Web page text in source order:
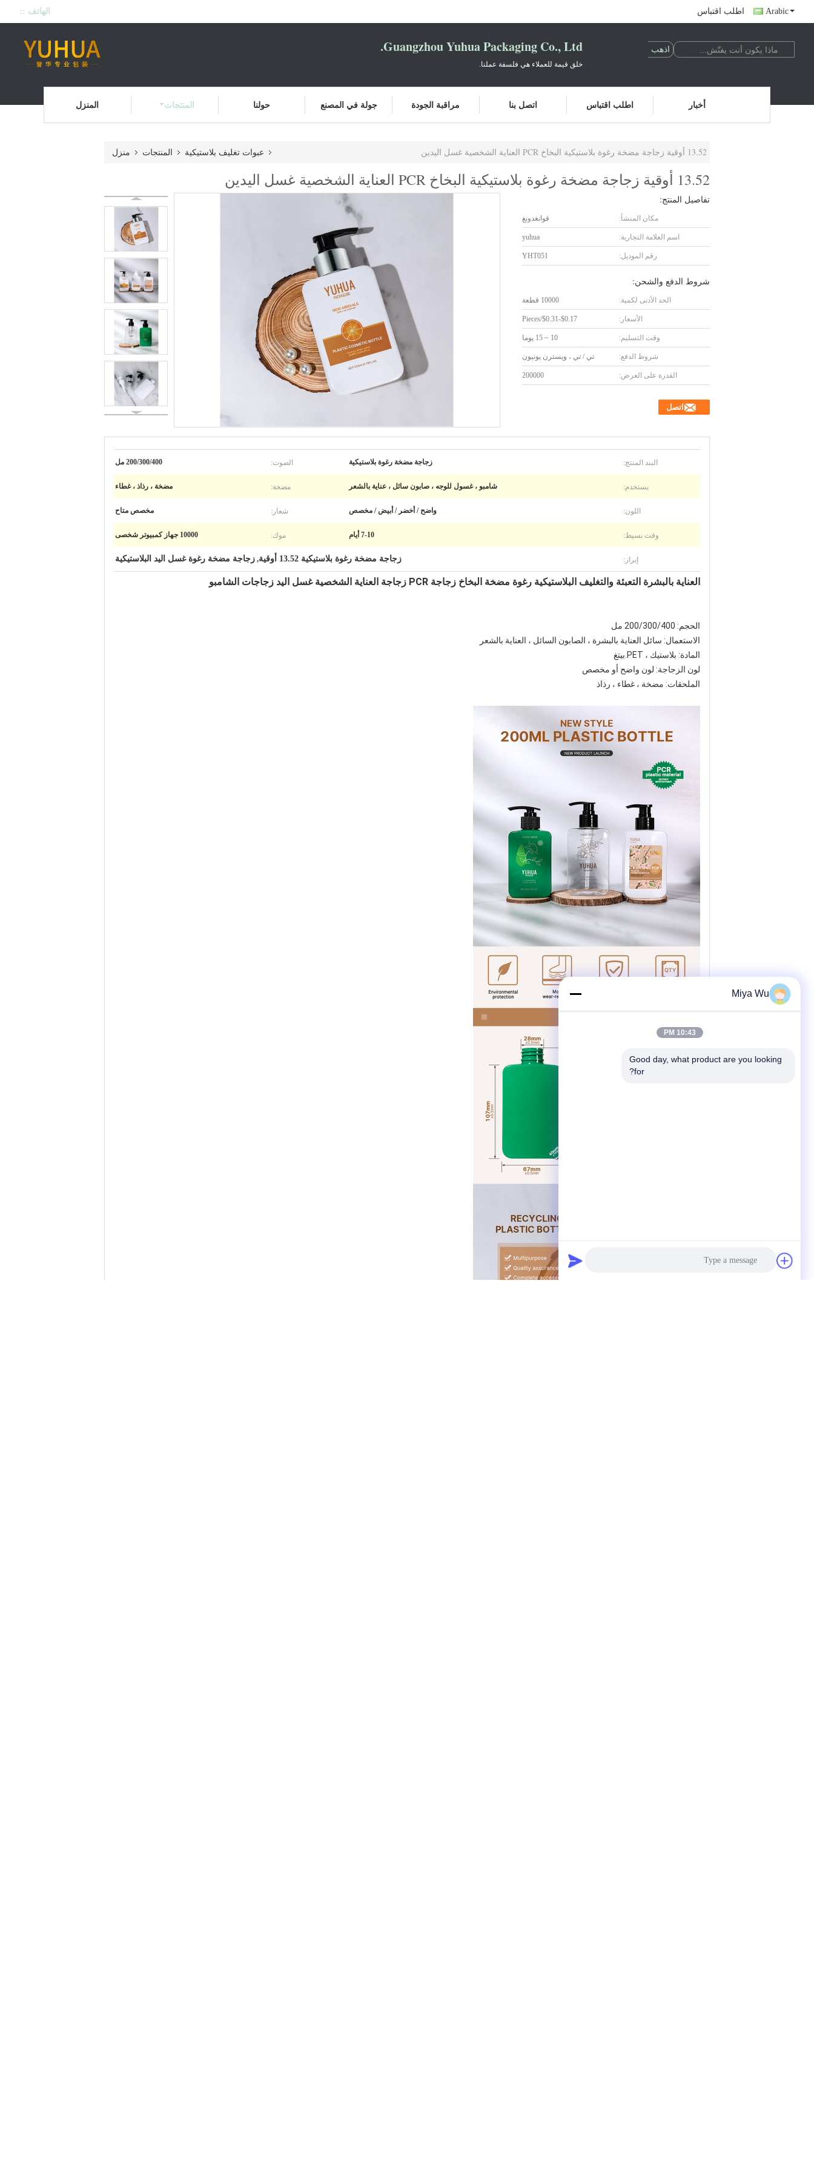
الهاتف :: اطلب اقتباس Arabic
Guangzhou Yuhua Packaging Co., Ltd.
خلق قيمة للعملاء هي فلسفة عملنا.
المنزل المنتجات حولنا جولة في المصنع مراقبة الجودة اتصل بنا اطلب اقتباس أخبار
منزل المنتجات عبوات تغليف بلاستيكية 13.52 أوقية زجاجة مضخة رغوة بلاستيكية البخاخ PCR العناية الشخصية غسل اليدين
13.52 أوقية زجاجة مضخة رغوة بلاستيكية البخاخ PCR العناية الشخصية غسل اليدين
تفاصيل المنتج:
مكان المنشأ: قوانغدونغ
اسم العلامة التجارية: yuhua
رقم الموديل: YHT051
شروط الدفع والشحن:
الحد الأدنى لكمية: 10000 قطعة
الأسعار: $0.17-$0.31/Pieces
وقت التسليم: 10 ~ 15 يوما
شروط الدفع: تي / تي ، ويسترن يونيون
القدرة على العرض: 200000
اتصل
البند المنتج: زجاجة مضخة رغوة بلاستيكية الصوت: 200/300/400 مل
يستخدم: شامبو ، غسول للوجه ، صابون سائل ، عناية بالشعر مضخة: مضخة ، رذاذ ، غطاء
اللون: واضح / أخضر / أبيض / مخصص شعار: مخصص متاح
وقت بسيط: 7-10 أيام موك: 10000 جهاز كمبيوتر شخصى
إبراز: زجاجة مضخة رغوة بلاستيكية 13.52 أوقية , زجاجة مضخة رغوة غسل اليد البلاستيكية
العناية بالبشرة التعبئة والتغليف البلاستيكية رغوة مضخة البخاخ زجاجة PCR زجاجة العناية الشخصية غسل اليد زجاجات الشامبو
الحجم: 200/300/400 مل
الاستعمال: سائل العناية بالبشرة ، الصابون السائل ، العناية بالشعر
المادة: بلاستيك ، PET.بيتغ
لون الزجاجة: لون واضح أو مخصص
الملحقات: مضخة ، غطاء ، رذاذ
Miya Wu
10:43 PM
Good day, what product are you looking
for?